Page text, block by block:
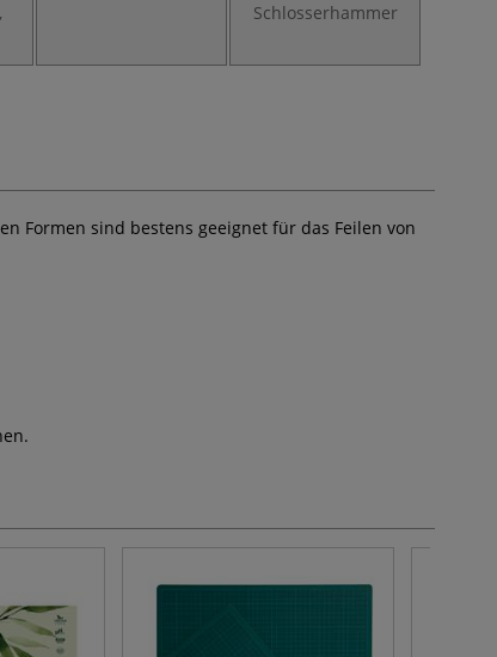
Schlosserhammer
Formen sind bestens geeignet für das Feilen von